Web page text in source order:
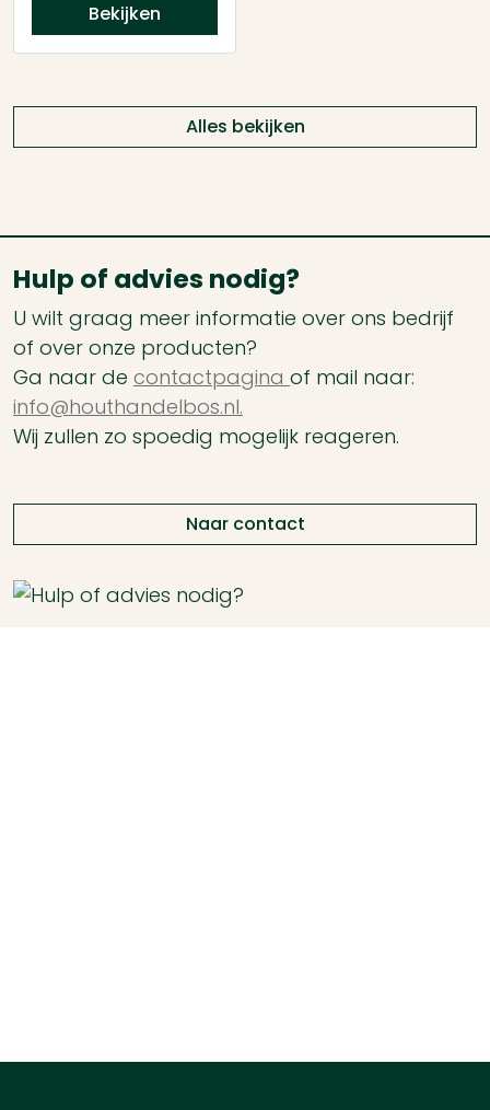
Bekijken
Alles bekijken
Hulp of advies nodig?
U wilt graag meer informatie over ons bedrijf
of over onze producten?
Ga naar de contactpagina of mail naar:
info@houthandelbos.nl.
Wij zullen zo spoedig mogelijk reageren.
Naar contact